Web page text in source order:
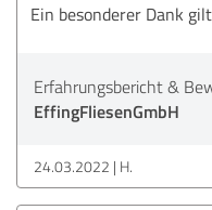
Ein besonderer Dank
Erfahrungsbericht &
EffingFliesenGmbH
24.03.2022 H.